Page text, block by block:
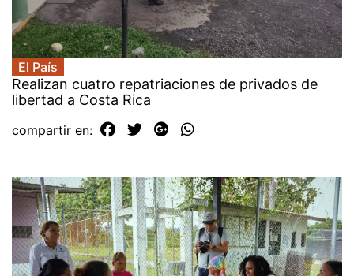
El País
Realizan cuatro repatriaciones de privados de
libertad a Costa Rica
compartir en: